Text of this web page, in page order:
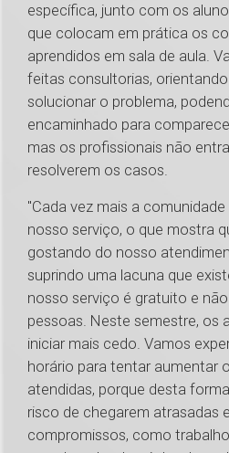
específica, junto com os
que colocam em prática os
aprendidos em sala de aula.
feitas consultorias,
solucionar o problema,
encaminhado para
mas os profissionais não
resolverem os casos.
"Cada vez mais a
nosso serviço, o que mostra
gostando do nosso
suprindo uma lacuna que
nosso serviço é gratuito e
pessoas. Neste semestre, os
iniciar mais cedo. Vamos
horário para tentar aumentar
atendidas, porque desta
risco de chegarem atrasadas
compromissos, como